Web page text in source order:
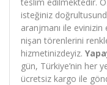
isteğiniz
aranjmanı ile
nişan törenlerini
hizmetinizdeyiz.
gün, Türkiye’nin her
ücretsiz kargo ile